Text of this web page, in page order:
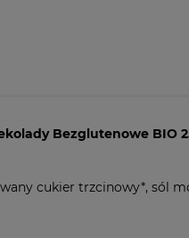
Bezglutenowe BIO
cukier trzcinowy*, sól